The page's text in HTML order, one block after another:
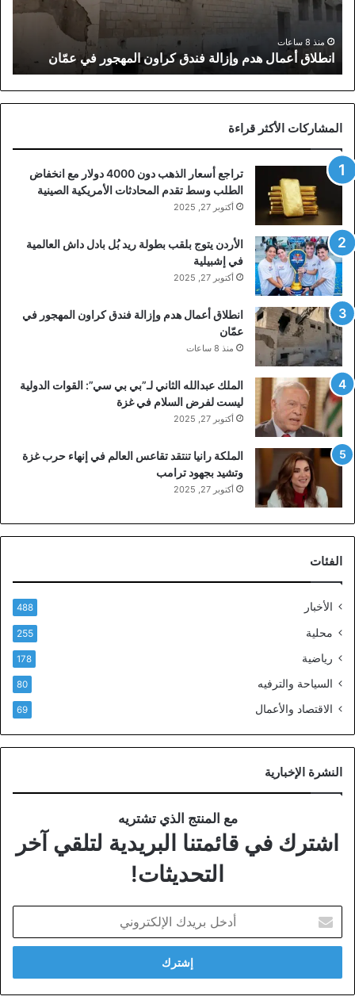
المهجور
عمّانمنذ 8 ساعات
انطلاق أعمال هدم وإزالة فندق كراون المهجور في عمّان
المشاركات الأكثر قراءة
تراجع أسعار الذهب دون 4000 دولار مع انخفاض
الطلب وسط تقدم المحادثات الأمريكية الصينية
أكتوبر 27, 2025
الأردن يتوج بلقب بطولة ريد بُل بادل داش العالمية
في إشبيلية
أكتوبر 27, 2025
انطلاق أعمال هدم وإزالة فندق كراون المهجور في
عمّان
منذ 8 ساعات
الملك عبدالله الثاني لـ”بي بي سي”: القوات الدولية
ليست لفرض السلام في غزة
أكتوبر 27, 2025
الملكة رانيا تنتقد تقاعس العالم في إنهاء حرب غزة
وتشيد بجهود ترامب
أكتوبر 27, 2025
الفئات
الأخبار 488
محلية 255
رياضية 178
السياحة والترفيه 80
الاقتصاد والأعمال 69
النشرة الإخبارية
مع المنتج الذي تشتريه
اشترك في قائمتنا البريدية لتلقي آخر
التحديثات!
بريدك
الإلكتروني